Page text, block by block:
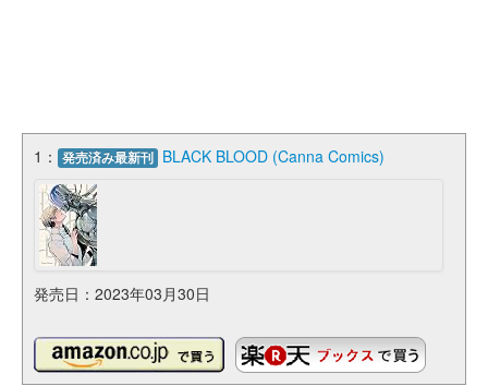
1： 発売済み最新刊 BLACK BLOOD (Canna Comics)
発売日：2023年03月30日